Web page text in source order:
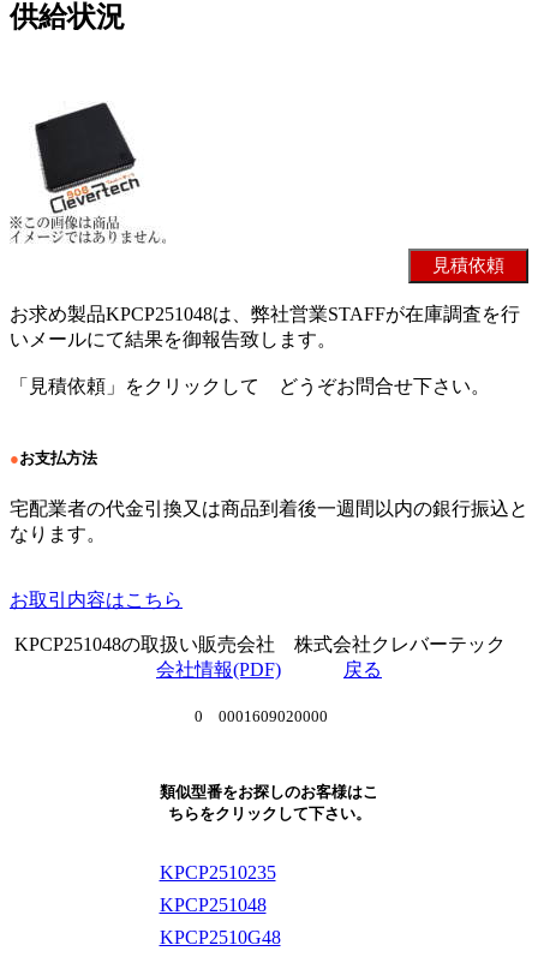
供給状況
お求め製品KPCP251048は、弊社営業STAFFが在庫調査を行
いメールにて結果を御報告致します。
「見積依頼」をクリックして どうぞお問合せ下さい。
●お支払方法
宅配業者の代金引換又は商品到着後一週間以内の銀行振込と
なります。
お取引内容はこちら
KPCP251048の取扱い販売会社 株式会社クレバーテック
会社情報(PDF)
戻る
0 0001609020000
類似型番をお探しのお客様はこ
ちらをクリックして下さい。
KPCP2510235
KPCP251048
KPCP2510G48